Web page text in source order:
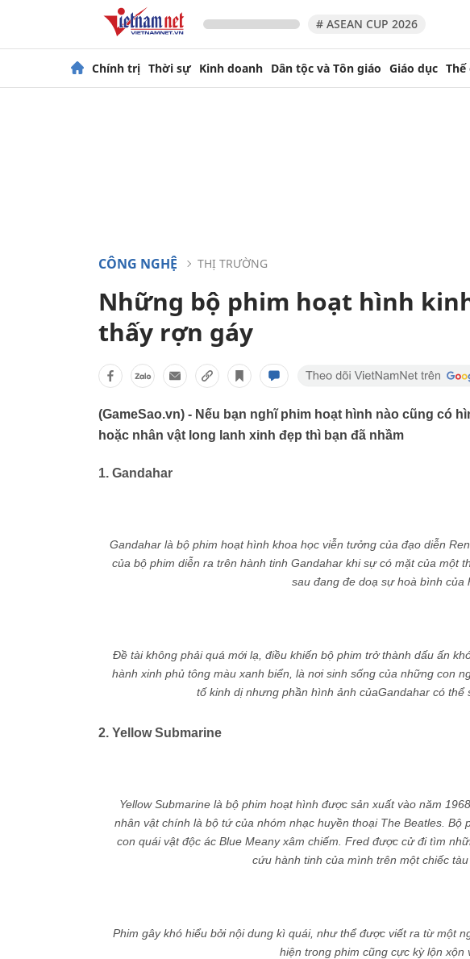
# ASEAN CUP 2026
Chính trị Thời sự Kinh doanh Dân tộc và Tôn giáo Giáo dục
CÔNG NGHỆ THỊ TRƯỜNG
Những bộ phim hoạt hình
thấy rợn gáy
(GameSao.vn) - Nếu bạn nghĩ phim hoạt hình nào cũng có
hoặc nhân vật long lanh xinh đẹp thì bạn đã nhầm
1. Gandahar
Gandahar là bộ phim hoạt hình khoa học viễn tưởng của đạo diễn
của bộ phim diễn ra trên hành tinh Gandahar khi sự có mặt của một
sau đang đe doạ sự hoà bình của
Đề tài không phải quá mới lạ, điều khiến bộ phim trở thành dấu ấn
hành xinh phủ tông màu xanh biển, là nơi sinh sống của những con
tố kinh dị nhưng phần hình ảnh củaGandahar có thể
2. Yellow Submarine
Yellow Submarine là bộ phim hoạt hình được sản xuất vào năm
nhân vật chính là bộ tứ của nhóm nhạc huyền thoại The Beatles. Bộ
con quái vật độc ác Blue Meany xâm chiếm. Fred được cử đi tìm
cứu hành tinh của mình trên một chiếc tàu
Phim gây khó hiểu bởi nội dung kì quái, như thể được viết ra từ một
hiện trong phim cũng cực kỳ lộn xộn